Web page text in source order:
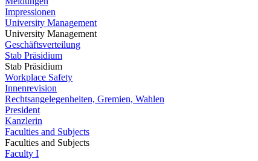
Impressionen
University Management
University Management
Geschäftsverteilung
Stab Präsidium
Stab Präsidium
Workplace Safety
Innenrevision
Rechtsangelegenheiten, Gremien, Wahlen
President
Kanzlerin
Faculties and Subjects
Faculties and Subjects
Faculty I